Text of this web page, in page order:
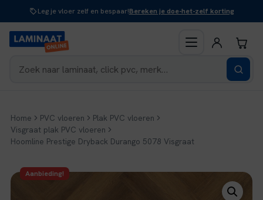
inhoud
Leg je vloer zelf en bespaar!Bereken je doe-het-zelf korting
Home PVC vloeren
Plak PVC vloeren
Visgraat plak PVC vloeren
Hoomline Prestige Dryback Durango 5078 Visgraat
Aanbieding!